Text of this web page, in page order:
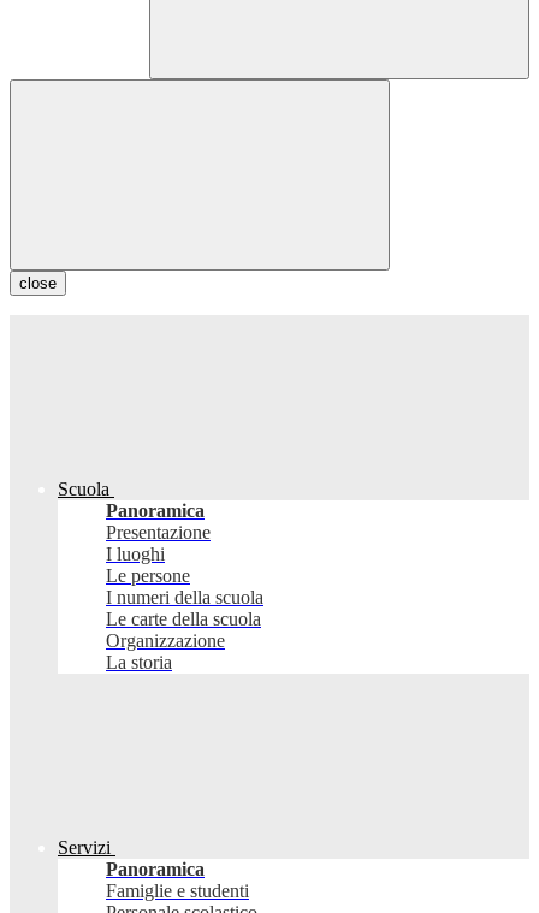
close
Scuola
Panoramica
Presentazione
I luoghi
Le persone
I numeri della scuola
Le carte della scuola
Organizzazione
La storia
Servizi
Panoramica
Famiglie e studenti